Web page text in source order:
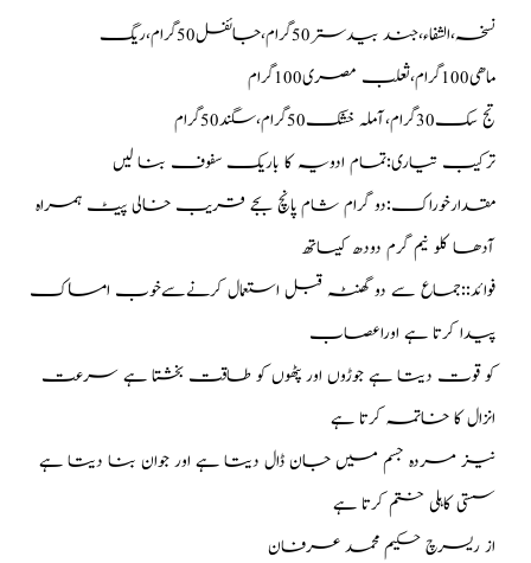
نسخہ،الشفاء،جند بیدستر50گرام،جائفل50گرام،ریگ
ماھی100گرام،ثعلب مصری100گرام
تج سک30گرام،آملہ خشک50گرام،سگند50گرام
ترکیب تیاری:تمام ادویہ کا باریک سفوف بنا لیں
مقدارخوراک:دو گرام شام پانچ بجے قریب خالی پیٹ ہمراہ
آدھا کلو نیم گرم دودھ کیساتھ
فوائد::جماع سے دو گھنٹہ قبل استعمال کرنےسےخوب امساک
پیدا کرتا ہے اوراعصاب
کو قوت دیتا ہے جوڑوں اور پٹھوں کو طاقت بخشتا ہے سرعت
انزال کا خاتمہ کرتا ہے
نیز مردہ جسم میں جان ڈال دیتا ہے اور جوان بنا دیتا ہے
سستی کاہلی ختم کرتا ہے
از ریسرچ حکیم محمد عرفان